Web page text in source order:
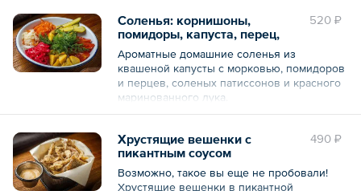
Общий вес – 440 г 520 ₽
Соленья: корнишоны,
помидоры, капуста, перец,
патиссоны
Ароматные домашние соленья из
квашеной капусты с морковью, помидоров
и перцев, соленых патиссонов и красного
маринованного лука.
490 ₽
Хрустящие вешенки с
пикантным соусом
Возможно, такое вы еще не пробовали!
Хрустящие вешенки в пикантной